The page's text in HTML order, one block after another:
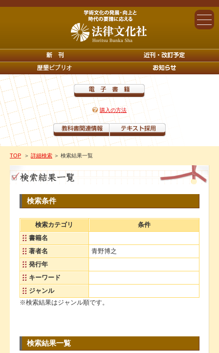
購入の方法
TOP ＞ 詳細検索 ＞ 検索結果一覧
検索条件
検索カテゴリ
条件
書籍名
著者名
青野博之
発行年
キーワード
ジャンル
※検索結果はジャンル順です。
検索結果一覧